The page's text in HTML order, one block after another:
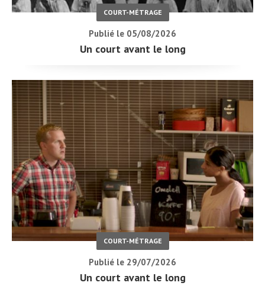
COURT-MÉTRAGE
Publié le 05/08/2026
Un court avant le long
COURT-MÉTRAGE
Publié le 29/07/2026
Un court avant le long